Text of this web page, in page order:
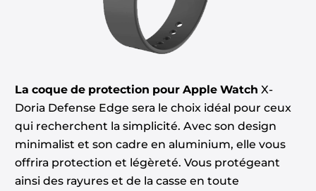
La coque de protection pour Apple Watch X-
Doria Defense Edge sera le choix idéal pour ceux
qui recherchent la simplicité. Avec son design
minimalist et son cadre en aluminium, elle vous
offrira protection et légèreté. Vous protégeant
ainsi des rayures et de la casse en toute